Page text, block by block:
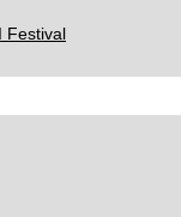
Festival